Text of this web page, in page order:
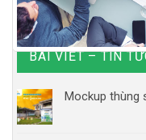
BÀI VIẾT – TIN
Mockup thùng